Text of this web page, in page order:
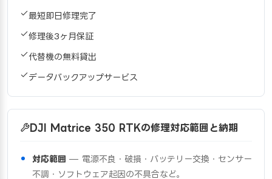
最短即日修理完了
修理後3ヶ月保証
代替機の無料貸出
データバックアップサービス
DJI Matrice 350 RTKの修理対応範囲と納期
対応範囲 — 電源不良・破損・バッテリー交換・センサー
不調・ソフトウェア起因の不具合など。